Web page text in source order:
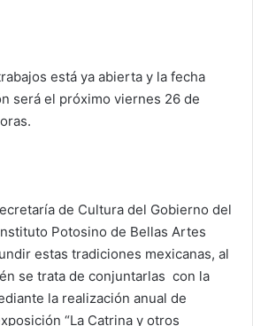
está ya abierta y la fecha
será el próximo viernes 26 de
de Cultura del Gobierno del
Potosino de Bellas Artes
estas tradiciones mexicanas, al
se trata de conjuntarlas con la
la realización anual de
“La Catrina y otros